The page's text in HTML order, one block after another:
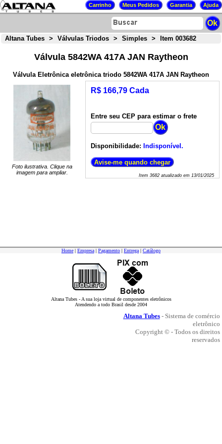
Altana Tubes > Válvulas Triodos > Simples > Item 003682
Válvula 5842WA 417A JAN Raytheon
Válvula Eletrônica eletrônica triodo 5842WA 417A JAN Raytheon
Foto ilustrativa. Clique na
imagem para ampliar.
R$ 166,79 Cada
Entre seu CEP para estimar o frete
Disponibilidade: Indisponível.
Item 3682atualizado em 13/01/2025
Home | Empresa | Pagamento | Entrega | Catálogo
Altana Tubes - A sua loja virtual de componentes eletrônicos
Atendendo a todo Brasil desde 2004
Altana Tubes- Sistema de comércio
eletrônico
Copyright © - Todos os direitos
reservados